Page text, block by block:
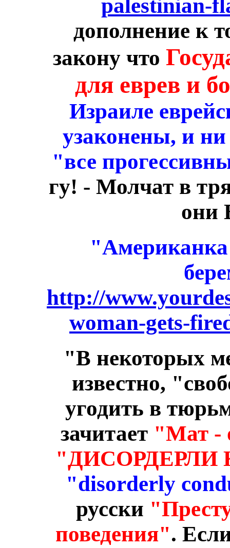
palestinian-
дополнение к
закону что
для еврев и
Израиле
узаконены, и
"все
гу! - Молчат в
они
"Американка
http://
woman-gets-
"В некоторых
известно,
угодить в
зачитает "Мат -
"disorderly
русски
поведения".